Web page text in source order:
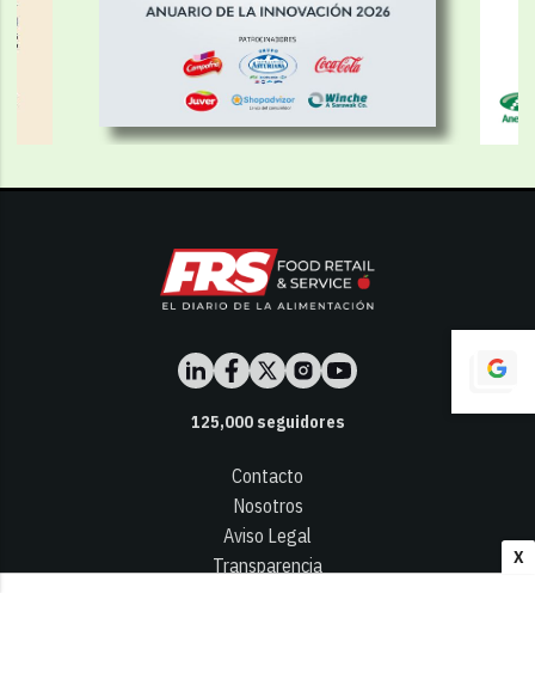
X
125,000seguidores
Contacto
Nosotros
Aviso Legal
Transparencia